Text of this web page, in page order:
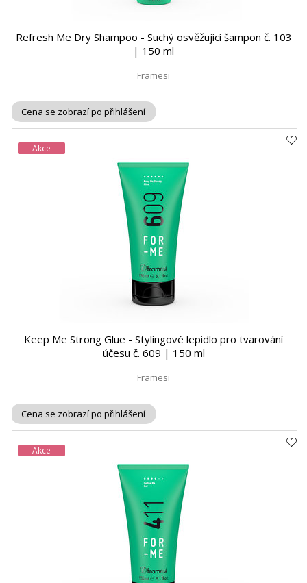
Refresh Me Dry Shampoo - Suchý osvěžující šampon č. 103
| 150 ml
Framesi
Cena se zobrazí po přihlášení
Akce
Keep Me Strong Glue - Stylingové lepidlo pro tvarování
účesu č. 609 | 150 ml
Framesi
Cena se zobrazí po přihlášení
Akce